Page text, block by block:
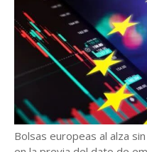
Bolsas europeas al alza